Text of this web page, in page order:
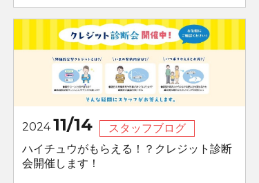
202411/14
スタッフブログ
ハイチュウがもらえる！？クレジット診断
会開催します！